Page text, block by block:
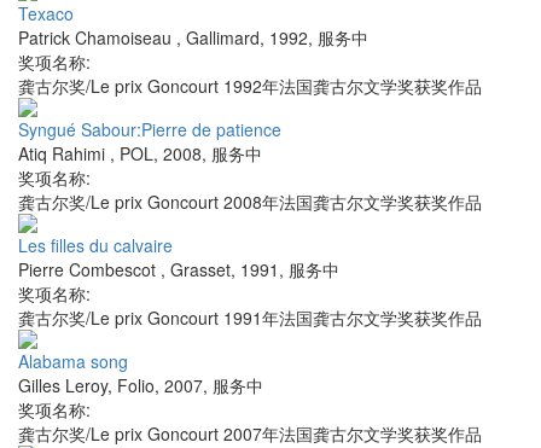
Texaco
Patrick Chamoiseau , Gallimard, 1992, 服务中
奖项名称:
龚古尔奖/Le prix Goncourt 1992年法国龚古尔文学奖获奖作品
Syngué Sabour:Pierre de patience
Atiq Rahimi , POL, 2008, 服务中
奖项名称:
龚古尔奖/Le prix Goncourt 2008年法国龚古尔文学奖获奖作品
Les filles du calvaire
Pierre Combescot , Grasset, 1991 , 服务中
奖项名称:
龚古尔奖/Le prix Goncourt 1991年法国龚古尔文学奖获奖作品
Alabama song
Gilles Leroy, Folio, 2007, 服务中
奖项名称:
龚古尔奖/Le prix Goncourt 2007年法国龚古尔文学奖获奖作品